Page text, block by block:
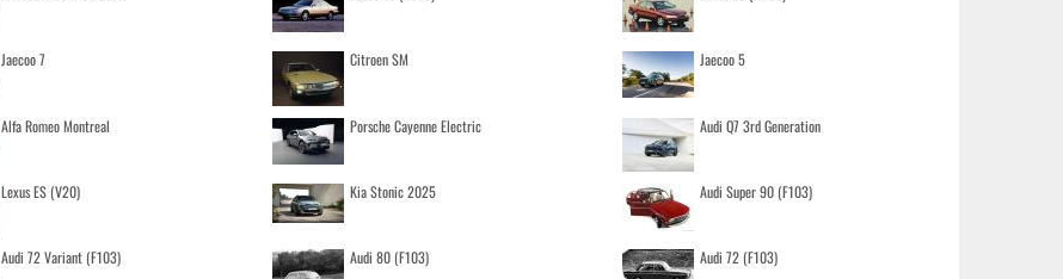
Jaecoo 7 Citroen SM Jaecoo 5
Alfa Romeo Montreal Porsche Cayenne Electric Audi Q7 3rd Generation
Lexus ES (V20) Kia Stonic 2025 Audi Super 90 (F103)
Audi 72 Variant (F103) Audi 80 (F103) Audi 72 (F103)